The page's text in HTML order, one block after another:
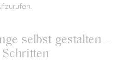
selbst gestalten –